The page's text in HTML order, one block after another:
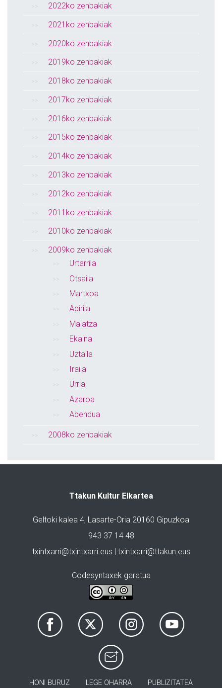
2022ko zenbakiak
2021ko zenbakiak
2020ko zenbakiak
2019ko zenbakiak
2018ko zenbakiak
2017ko zenbakiak
2016ko zenbakiak
2015ko zenbakiak
2014ko zenbakiak
2013ko zenbakiak
2012ko zenbakiak
2011ko zenbakiak
2010ko zenbakiak
2009ko zenbakiak
Urtarrila
Otsaila
Martxoa
Apirila
Maiatza
Ekaina
Uztaila
Iraila
Urria
Azaroa
Abendua
2008ko zenbakiak
Ttakun Kultur Elkartea
Geltoki kalea 4, Lasarte-Oria 20160 Gipuzkoa
943 37 14 48
txintxarri@txintxarri.eus | txintxarri@ttakun.eus
Codesyntaxek garatua
HONI BURUZ LEGE OHARRA PUBLIZITATEA